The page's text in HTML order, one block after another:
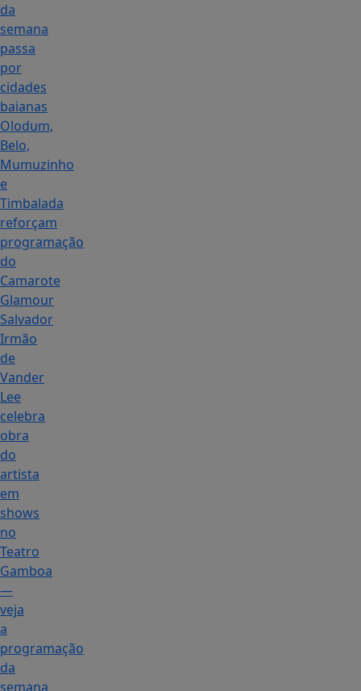
da
semana
passa
por
cidades
baianas
Olodum,
Belo,
Mumuzinho
e
Timbalada
reforçam
programação
do
Camarote
Glamour
Salvador
Irmão
de
Vander
Lee
celebra
obra
do
artista
em
shows
no
Teatro
Gamboa
—
veja
a
programação
da
semana